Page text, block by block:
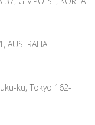
AUSTRALIA
ku, Tokyo 162-